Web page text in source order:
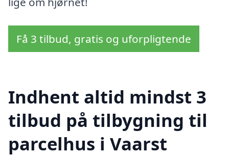
Få 3 tilbud, gratis og uforpligtende
Indhent altid mindst 3
tilbud på tilbygning til
parcelhus i Vaarst